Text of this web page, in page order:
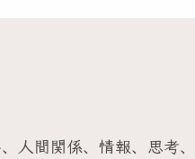
人間関係、情報、思考